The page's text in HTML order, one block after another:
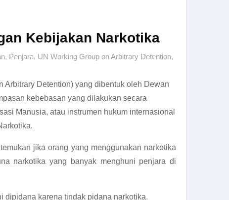
Kebijakan Narkotika
, Penjara, UN Working Group on Arbitrary Detention,
Detention) yang dibentuk oleh Dewan
kebebasan yang dilakukan secara
Manusia, atau instrumen hukum internasional
jika orang yang menggunakan narkotika
narkotika yang banyak menghuni penjara di
dipidana karena tindak pidana narkotika.